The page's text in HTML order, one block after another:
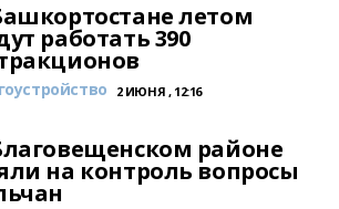
летом
работать 390
2 ИЮНЯ , 12:16
районе
на контроль вопросы